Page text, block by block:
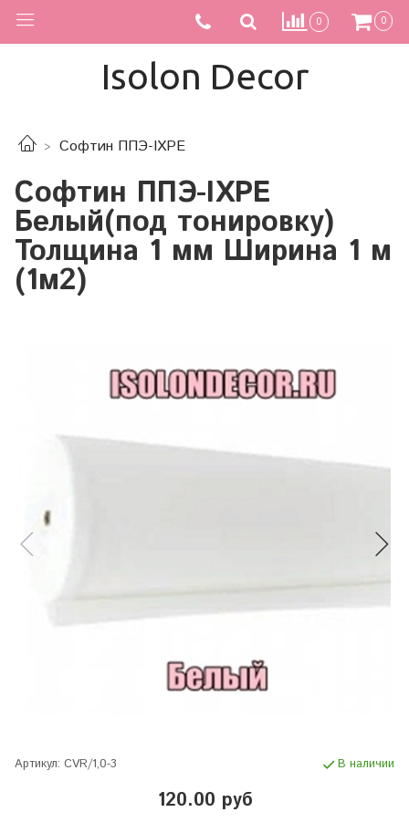
0 0
Isolon Decor
Софтин ППЭ-IXPE
Софтин ППЭ-IXPE
Белый(под тонировку)
Толщина 1 мм Ширина 1 м
(1м2)
Артикул: CVR/1,0-3 В наличии
120.00 руб